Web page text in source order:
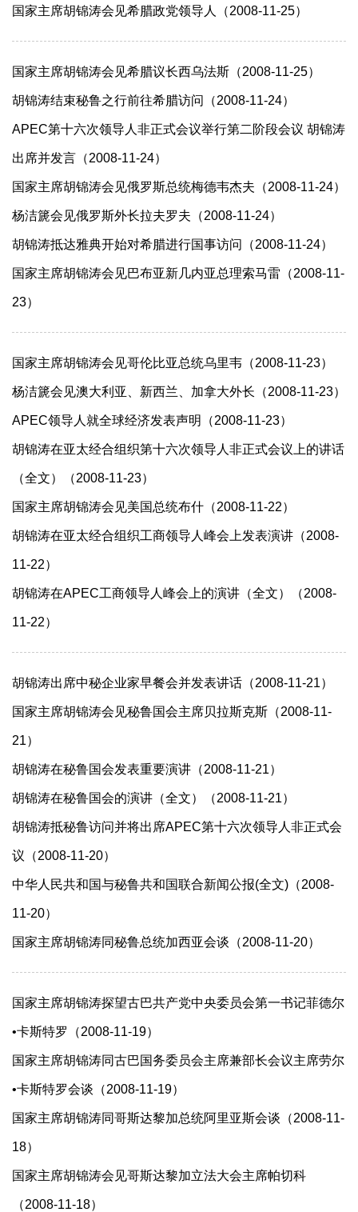
国家主席胡锦涛会见希腊政党领导人（2008-11-25）
国家主席胡锦涛会见希腊议长西乌法斯（2008-11-25）
胡锦涛结束秘鲁之行前往希腊访问（2008-11-24）
APEC第十六次领导人非正式会议举行第二阶段会议 胡锦涛
出席并发言（2008-11-24）
国家主席胡锦涛会见俄罗斯总统梅德韦杰夫（2008-11-24）
杨洁篪会见俄罗斯外长拉夫罗夫（2008-11-24）
胡锦涛抵达雅典开始对希腊进行国事访问（2008-11-24）
国家主席胡锦涛会见巴布亚新几内亚总理索马雷（2008-11-
23）
国家主席胡锦涛会见哥伦比亚总统乌里韦（2008-11-23）
杨洁篪会见澳大利亚、新西兰、加拿大外长（2008-11-23）
APEC领导人就全球经济发表声明（2008-11-23）
胡锦涛在亚太经合组织第十六次领导人非正式会议上的讲话
（全文）（2008-11-23）
国家主席胡锦涛会见美国总统布什（2008-11-22）
胡锦涛在亚太经合组织工商领导人峰会上发表演讲（2008-
11-22）
胡锦涛在APEC工商领导人峰会上的演讲（全文）（2008-
11-22）
胡锦涛出席中秘企业家早餐会并发表讲话（2008-11-21）
国家主席胡锦涛会见秘鲁国会主席贝拉斯克斯（2008-11-
21）
胡锦涛在秘鲁国会发表重要演讲（2008-11-21）
胡锦涛在秘鲁国会的演讲（全文）（2008-11-21）
胡锦涛抵秘鲁访问并将出席APEC第十六次领导人非正式会
议（2008-11-20）
中华人民共和国与秘鲁共和国联合新闻公报(全文)（2008-
11-20）
国家主席胡锦涛同秘鲁总统加西亚会谈（2008-11-20）
国家主席胡锦涛探望古巴共产党中央委员会第一书记菲德尔
•卡斯特罗（2008-11-19）
国家主席胡锦涛同古巴国务委员会主席兼部长会议主席劳尔
•卡斯特罗会谈（2008-11-19）
国家主席胡锦涛同哥斯达黎加总统阿里亚斯会谈（2008-11-
18）
国家主席胡锦涛会见哥斯达黎加立法大会主席帕切科
（2008-11-18）